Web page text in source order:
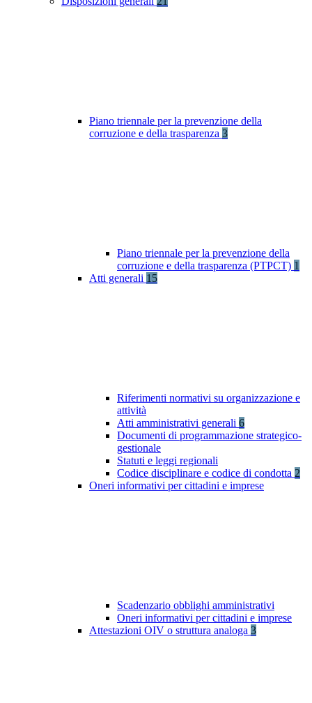
Piano triennale per la prevenzione della
corruzione e della trasparenza 3
Piano triennale per la prevenzione della
corruzione e della trasparenza (PTPCT) 1
Atti generali 15
Riferimenti normativi su organizzazione e
attività
Atti amministrativi generali 6
Documenti di programmazione strategico-
gestionale
Statuti e leggi regionali
Codice disciplinare e codice di condotta 2
Oneri informativi per cittadini e imprese
Scadenzario obblighi amministrativi
Oneri informativi per cittadini e imprese
Attestazioni OIV o struttura analoga 3